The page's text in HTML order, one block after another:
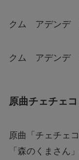
クム アデンデ
クム アデンデ
原曲チェチェ
原曲「チェチェ
「森のくまさん